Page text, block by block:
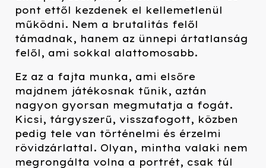
pont ettől kezdenek el kellemetlenül
működni. Nem a brutalitás felől
támadnak, hanem az ünnepi ártatlanság
felől, ami sokkal alattomosabb.
Ez az a fajta munka, ami elsőre
majdnem játékosnak tűnik, aztán
nagyon gyorsan megmutatja a fogát.
Kicsi, tárgyszerű, visszafogott, közben
pedig tele van történelmi és érzelmi
rövidzárlattal. Olyan, mintha valaki nem
megrongálta volna a portrét, csak túl